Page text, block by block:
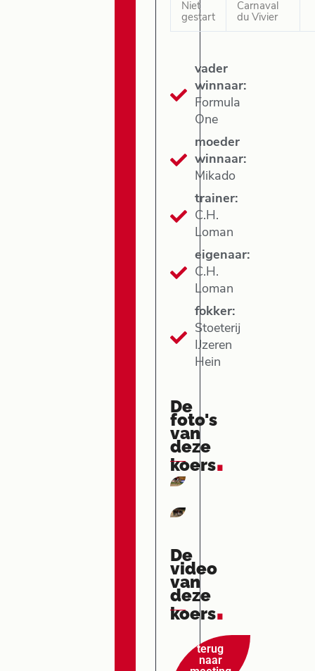
Niet
gestart
Carnaval
du Vivier
vader
winnaar:
Formula
One
moeder
winnaar:
Mikado
trainer:
C.H.
Loman
eigenaar:
C.H.
Loman
fokker:
Stoeterij
IJzeren
Hein
De
foto's
van
deze
koers.
De
video
van
deze
koers.
terug
naar